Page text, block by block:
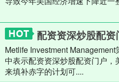
配资资深炒股配资门户 机构：美国财政部
Metlife Investment
中表示配资资深炒股配资门户，
来填补赤字的计划可....